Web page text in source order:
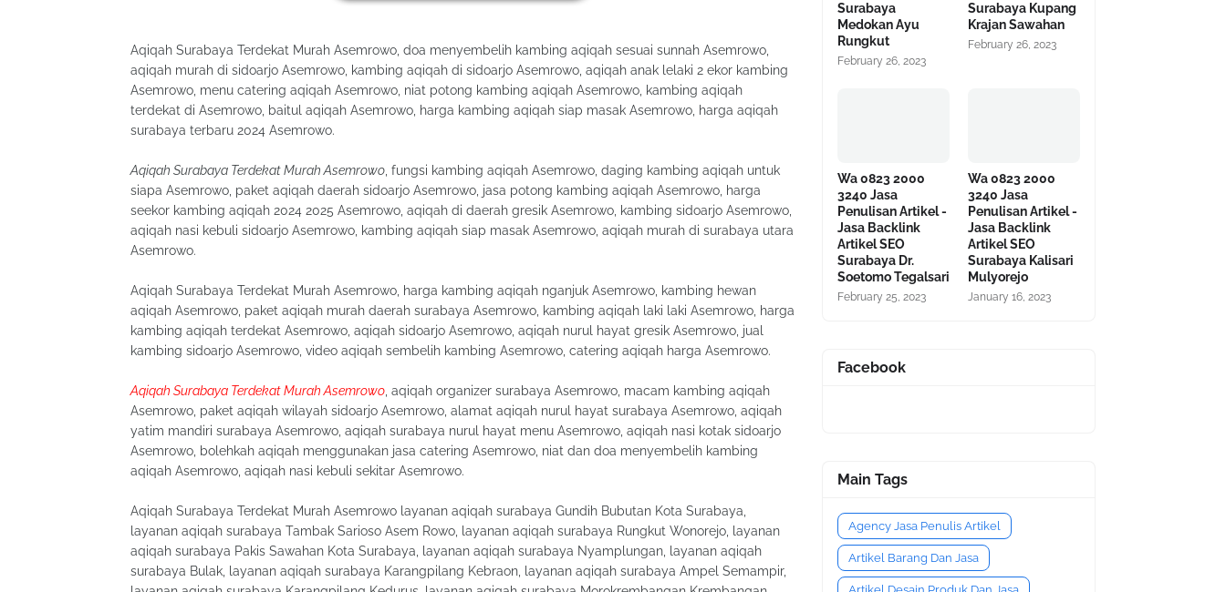
Aqiqah Surabaya Terdekat Murah Asemrowo, doa menyembelih kambing aqiqah sesuai sunnah Asemrowo,
aqiqah murah di sidoarjo Asemrowo, kambing aqiqah di sidoarjo Asemrowo, aqiqah anak lelaki 2 ekor kambing
Asemrowo, menu catering aqiqah Asemrowo, niat potong kambing aqiqah Asemrowo, kambing aqiqah
terdekat di Asemrowo, baitul aqiqah Asemrowo, harga kambing aqiqah siap masak Asemrowo, harga aqiqah
surabaya terbaru 2024 Asemrowo.
Aqiqah Surabaya Terdekat Murah Asemrowo , fungsi kambing aqiqah Asemrowo, daging kambing aqiqah untuk
siapa Asemrowo, paket aqiqah daerah sidoarjo Asemrowo, jasa potong kambing aqiqah Asemrowo, harga
seekor kambing aqiqah 2024 2025 Asemrowo, aqiqah di daerah gresik Asemrowo, kambing sidoarjo Asemrowo,
aqiqah nasi kebuli sidoarjo Asemrowo, kambing aqiqah siap masak Asemrowo, aqiqah murah di surabaya utara
Asemrowo.
Aqiqah Surabaya Terdekat Murah Asemrowo, harga kambing aqiqah nganjuk Asemrowo, kambing hewan
aqiqah Asemrowo, paket aqiqah murah daerah surabaya Asemrowo, kambing aqiqah laki laki Asemrowo, harga
kambing aqiqah terdekat Asemrowo, aqiqah sidoarjo Asemrowo, aqiqah nurul hayat gresik Asemrowo, jual
kambing sidoarjo Asemrowo, video aqiqah sembelih kambing Asemrowo, catering aqiqah harga Asemrowo.
Aqiqah Surabaya Terdekat Murah Asemrowo , aqiqah organizer surabaya Asemrowo, macam kambing aqiqah
Asemrowo, paket aqiqah wilayah sidoarjo Asemrowo, alamat aqiqah nurul hayat surabaya Asemrowo, aqiqah
yatim mandiri surabaya Asemrowo, aqiqah surabaya nurul hayat menu Asemrowo, aqiqah nasi kotak sidoarjo
Asemrowo, bolehkah aqiqah menggunakan jasa catering Asemrowo, niat dan doa menyembelih kambing
aqiqah Asemrowo, aqiqah nasi kebuli sekitar Asemrowo.
Aqiqah Surabaya Terdekat Murah Asemrowo layanan aqiqah surabaya Gundih Bubutan Kota Surabaya,
layanan aqiqah surabaya Tambak Sarioso Asem Rowo, layanan aqiqah surabaya Rungkut Wonorejo, layanan
aqiqah surabaya Pakis Sawahan Kota Surabaya, layanan aqiqah surabaya Nyamplungan, layanan aqiqah
surabaya Bulak, layanan aqiqah surabaya Karangpilang Kebraon, layanan aqiqah surabaya Ampel Semampir,
Surabaya
Medokan Ayu
Rungkut
February 26, 2023
Surabaya Kupang
Krajan Sawahan
February 26, 2023
Wa 0823 2000
3240 Jasa
Penulisan Artikel -
Jasa Backlink
Artikel SEO
Surabaya Dr.
Soetomo Tegalsari
February 25, 2023
Wa 0823 2000
3240 Jasa
Penulisan Artikel -
Jasa Backlink
Artikel SEO
Surabaya Kalisari
Mulyorejo
January 16, 2023
Facebook
Main Tags
Agency Jasa Penulis Artikel
Artikel Barang Dan Jasa